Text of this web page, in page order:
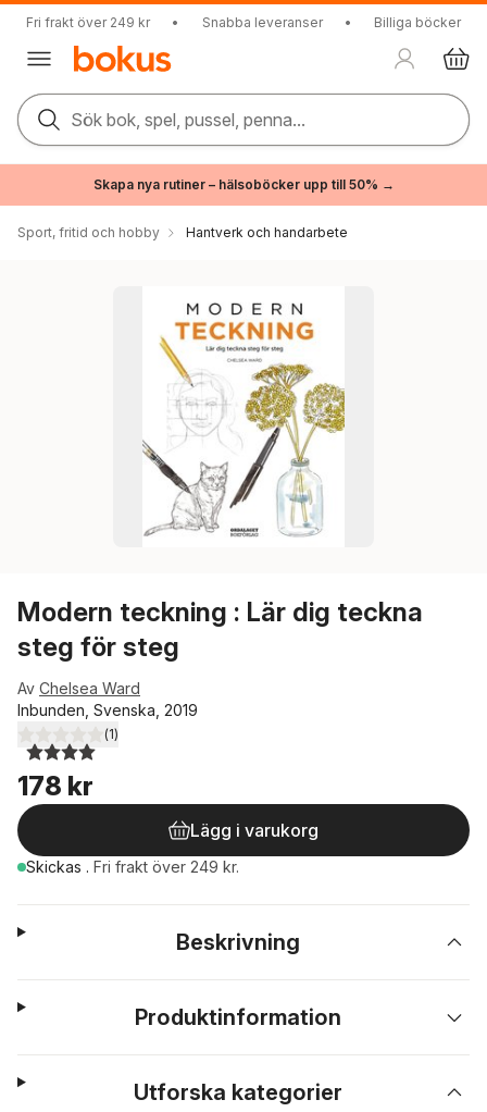
Fri frakt över 249 kr • Snabba leveranser • Billiga böcker
Sök bok, spel, pussel, penna...
Skapa nya rutiner – hälsoböcker upp till 50% →
Sport, fritid och hobby Hantverk och handarbete
Modern teckning : Lär dig teckna
steg för steg
Av Chelsea Ward
Inbunden, Svenska, 2019
4,0utav 5 stjärnor. Totalt antal röster:
(1)
178 kr
Lägg i varukorg
Skickas . Fri frakt över 249 kr.
Beskrivning
Produktinformation
Utforska kategorier